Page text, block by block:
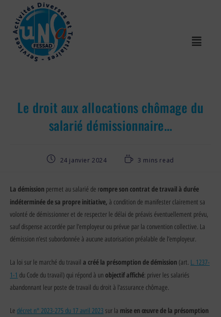
Le droit aux allocations chômage du
salarié démissionnaire…
24 janvier 2024 3 mins read
La démission permet au salarié de rompre son contrat de travail à durée
indéterminée de sa propre initiative, à condition de manifester clairement sa
volonté de démissionner et de respecter le délai de préavis éventuellement prévu,
sauf dispense accordée par l’employeur ou prévue par la convention collective. La
démission n’est subordonnée à aucune autorisation préalable de l’employeur.
La loi sur le marché du travail a créé la présomption de démission (art. L. 1237-
1-1 du Code du travail) qui répond à unobjectif affiché: priver les salariés
abandonnant leur poste de travail du droit à l’assurance chômage.
Le décret n° 2023-275 du 17 avril 2023 sur la mise en œuvre de la présomption